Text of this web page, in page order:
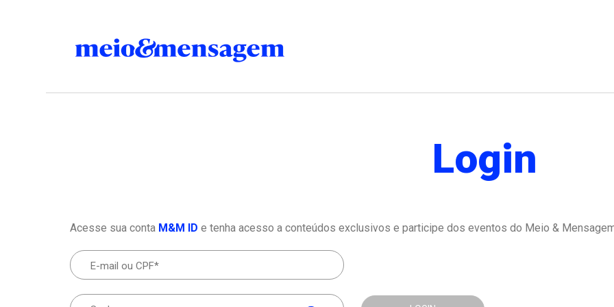
Login
Acesse sua conta M&M ID e tenha acesso a conteúdos exclusivos e participe dos eventos do Meio &